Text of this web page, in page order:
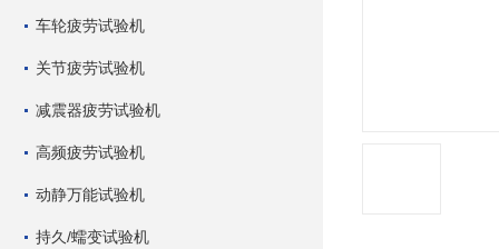
车轮疲劳试验机
关节疲劳试验机
减震器疲劳试验机
高频疲劳试验机
动静万能试验机
持久/蠕变试验机